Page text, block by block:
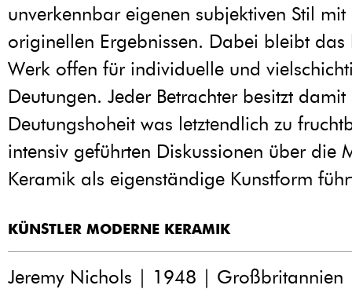
unverkennbar eigenen subjektiven Stil mit
originellen Ergebnissen. Dabei bleibt das
Werk offen für individuelle und
Deutungen. Jeder Betrachter besitzt
Deutungshoheit was letztendlich zu
intensiv geführten Diskussionen über die
Keramik als eigenständige Kunstform
KÜNSTLER MODERNE KERAMIK
Jeremy Nichols | 1948 | Großbritannien